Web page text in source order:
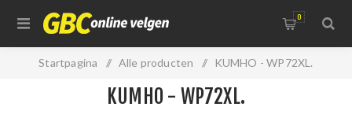
0
Startpagina / Alle producten / KUMHO - WP72XL.
KUMHO - WP72XL.